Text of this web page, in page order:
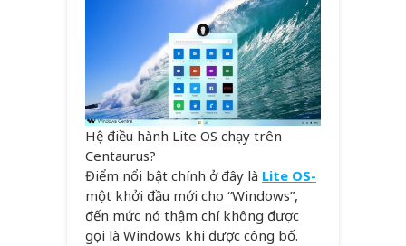
Hệ điều hành Lite OS chạy trên
Centaurus?
Điểm nổi bật chính ở đây là Lite OS-
một khởi đầu mới cho “Windows”,
đến mức nó thậm chí không được
gọi là Windows khi được công bố.